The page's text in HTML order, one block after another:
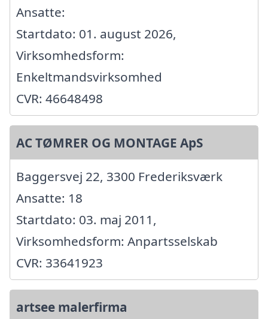
Ansatte:
Startdato: 01. august 2026,
Virksomhedsform:
Enkeltmandsvirksomhed
CVR: 46648498
AC TØMRER OG MONTAGE ApS
Baggersvej 22, 3300 Frederiksværk
Ansatte: 18
Startdato: 03. maj 2011,
Virksomhedsform: Anpartsselskab
CVR: 33641923
artsee malerfirma